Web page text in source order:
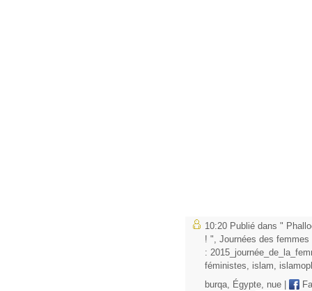
10:20 Publié dans "
! ", Journées des femmes
:
féministes, islam,
burqa, Égypte, nue